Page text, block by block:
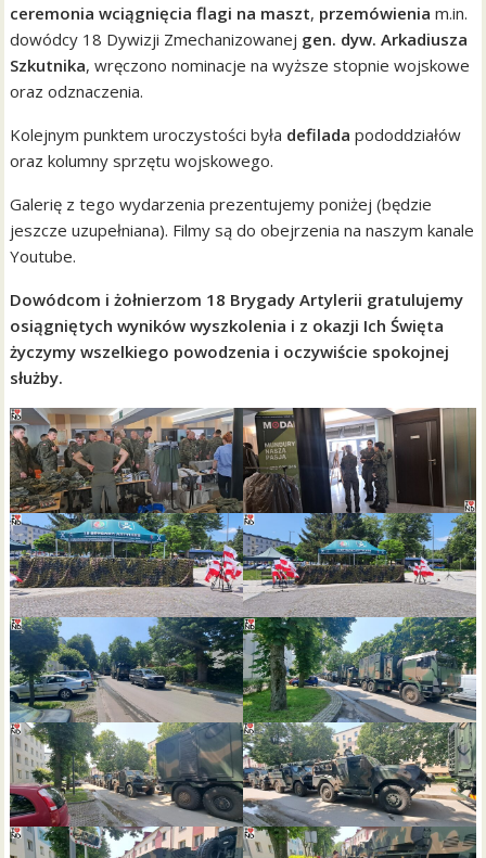
ceremonia wciągnięcia flagi na maszt, przemówieniam.in.
dowódcy 18 Dywizji Zmechanizowanej gen. dyw. Arkadiusza
Szkutnika, wręczono nominacje na wyższe stopnie wojskowe
oraz odznaczenia.
Kolejnym punktem uroczystości była defiladapododdziałów
oraz kolumny sprzętu wojskowego.
Galerię z tego wydarzenia prezentujemy poniżej (będzie
jeszcze uzupełniana). Filmy są do obejrzenia na naszym kanale
Youtube.
Dowódcom i żołnierzom 18 Brygady Artylerii gratulujemy
osiągniętych wyników wyszkolenia i z okazji Ich Święta
życzymy wszelkiego powodzenia i oczywiście spokojnej
służby.